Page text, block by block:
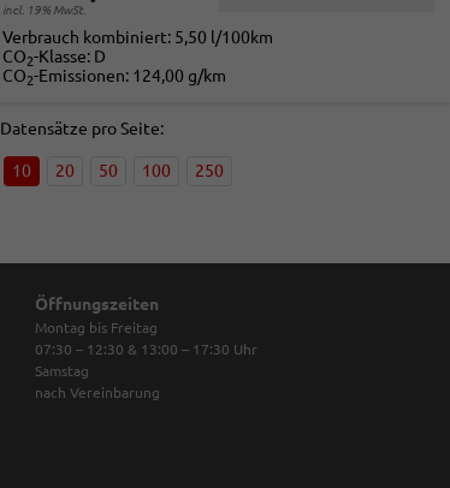
incl. 19% MwSt.
Verbrauch kombiniert: 5,50 l/100km
CO2-Klasse: D
CO2-Emissionen: 124,00 g/km
Datensätze pro Seite:
10 20 50 100 250
Öffnungszeiten
Montag bis Freitag
07:30 – 12:30 & 13:00 – 17:30 Uhr
Samstag
nach Vereinbarung